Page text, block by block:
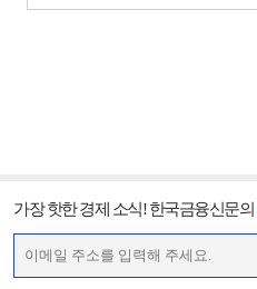
가장 핫한 경제 소식! 한국금융신문의